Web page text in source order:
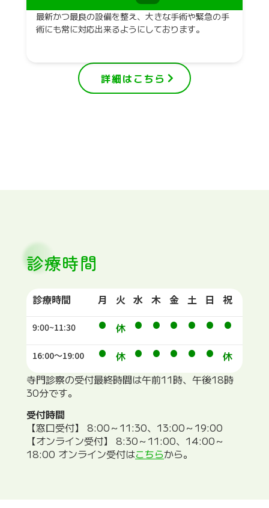
詳細はこちら
最新かつ最良の設備を整え、大きな手術や緊急の手
術にも常に対応出来るようにしております。
診療時間
診療時間 月 火 水 木 金 土 日 祝
9:00~11:30 • 休 • • • • • •
16:00～19:00 • 休 • • • • •
休
寺門診察の受付最終時間は午前11時、午後18時
30分です。
受付時間
【窓口受付】 8:00～11:30、13:00～19:00
【オンライン受付】 8:30～11:00、14:00～
18:00 オンライン受付はこちらから。